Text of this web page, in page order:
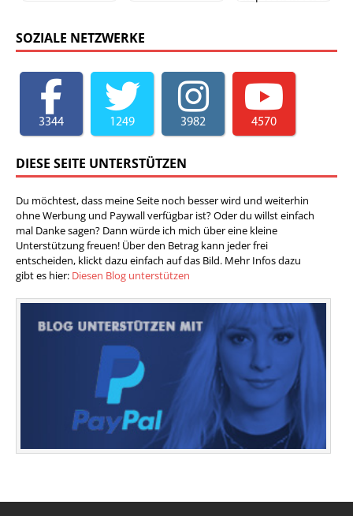
SOZIALE NETZWERKE
3344 1249 3982 4570
DIESE SEITE UNTERSTÜTZEN
Du möchtest, dass meine Seite noch besser wird und weiterhin
ohne Werbung und Paywall verfügbar ist? Oder du willst einfach
mal Danke sagen? Dann würde ich mich über eine kleine
Unterstützung freuen! Über den Betrag kann jeder frei
entscheiden, klickt dazu einfach auf das Bild. Mehr Infos dazu
gibt es hier: Diesen Blog unterstützen